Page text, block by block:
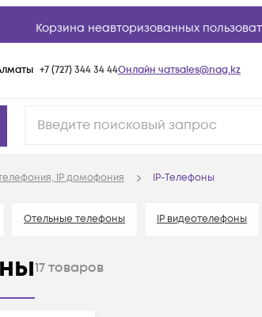
Корзина неавторизованных
+7 (727) 344 34 44Онлайн чатsales@nag.kz
IP домофония IP-Телефоны
Отельные телефоны IP видеотелефоны
17товаров